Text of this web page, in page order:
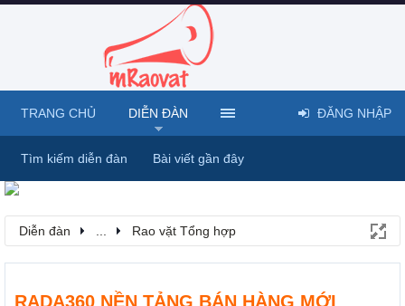
Diễn đàn Rao vặt Tổng hợp
RADA360 NỀN TẢNG BÁN HÀNG MỚI
TRANG CHỦ DIỄN ĐÀN
Tìm kiếm diễn đàn Bài viết gần đây
ĐĂNG NHẬP